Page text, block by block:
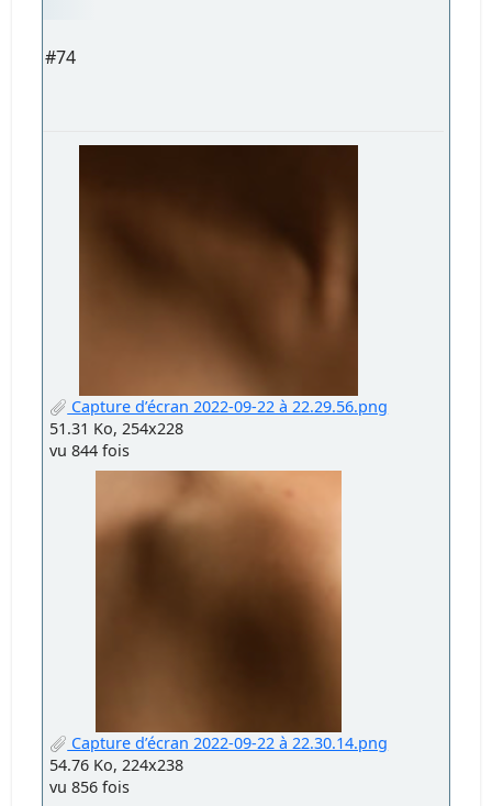
#74
Capture d’écran 2022-09-22 à 22.29.56.png
51.31 Ko, 254x228
vu 844 fois
Capture d’écran 2022-09-22 à 22.30.14.png
54.76 Ko, 224x238
vu 856 fois